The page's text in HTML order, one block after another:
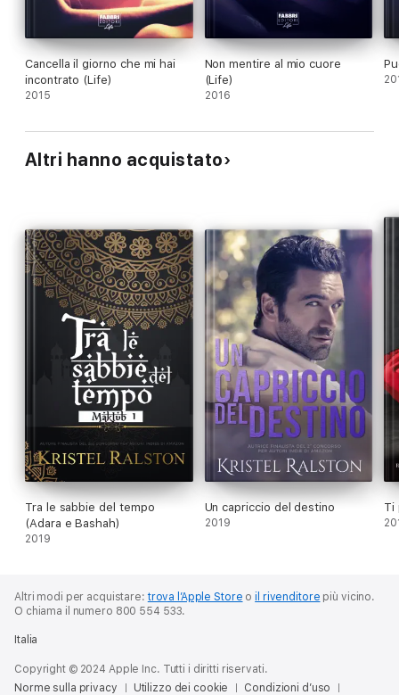
Cancella il giorno che mi hai
incontrato (Life)
2015
Non mentire al mio cuore
(Life)
2016
Altri hanno acquistato
Tra le sabbie del tempo
(Adara e Bashah)
2019
Un capriccio del destino
2019
Ti
Altri modi per acquistare:trova l’Apple Store oil rivenditore più vicino.
O chiama il numero 800 554 533.
Italia
Copyright © 2024 Apple Inc. Tutti i diritti riservati.
Norme sulla privacy
Utilizzo dei cookie Condizioni d’uso